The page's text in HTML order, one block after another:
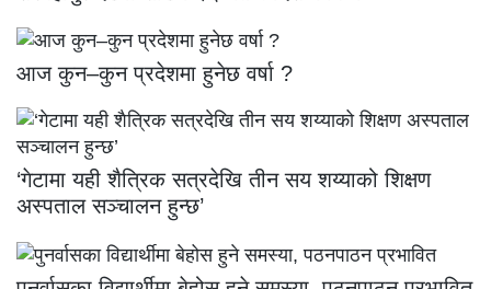
आज कुन–कुन प्रदेशमा हुनेछ वर्षा ?
‘गेटामा यही शैत्रिक सत्रदेखि तीन सय शय्याको शिक्षण
अस्पताल सञ्चालन हुन्छ’